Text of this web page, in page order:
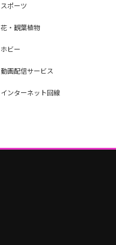
スポーツ
花・観葉植物
ホビー
動画配信サービス
インターネット回線